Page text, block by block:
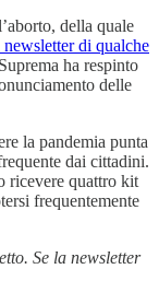
della quale
di qualche
ha respinto
delle
la pandemia punta
dai cittadini.
ricevere quattro kit
frequentemente
Se la newsletter